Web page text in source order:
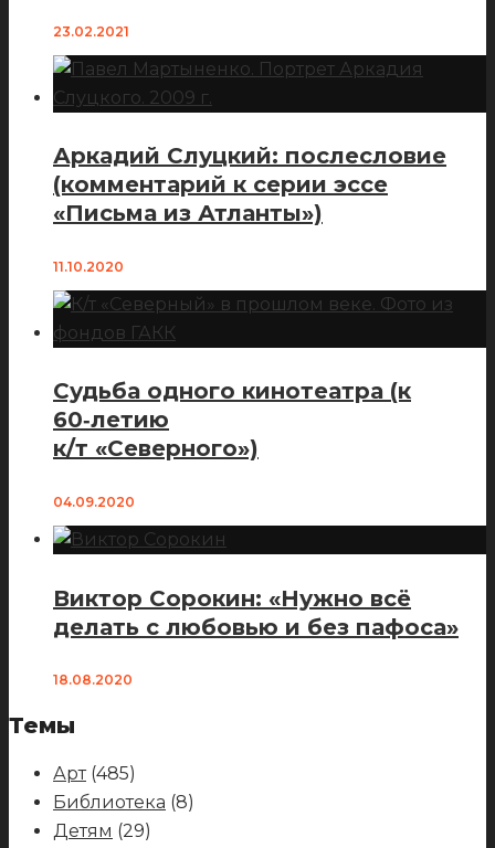
23.02.2021
Аркадий Слуцкий: послесловие
(комментарий к серии эссе
«Письма из Атланты»)
11.10.2020
Судьба одного кинотеатра (к
60‑летию
к/т «Северного»)
04.09.2020
Виктор Сорокин: «Нужно всё
делать с любовью и без пафоса»
18.08.2020
Темы
Арт(485)
Библиотека (8)
Детям (29)